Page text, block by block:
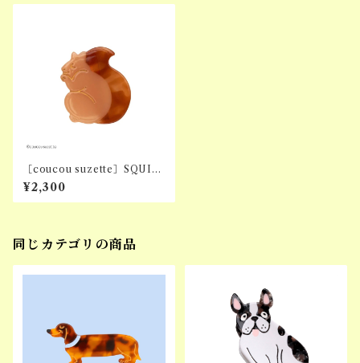
［coucou suzette］SQUIR
REL HAIR CLIP
¥2,300
同じカテゴリの商品